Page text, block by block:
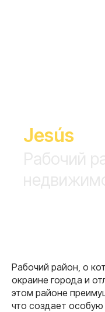
Jesús
Рабочий район, о
окраине города и
этом районе
что создает особую